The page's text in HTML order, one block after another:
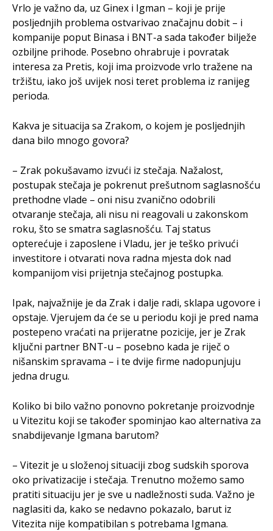
Vrlo je važno da, uz Ginex i Igman – koji je prije
posljednjih problema ostvarivao značajnu dobit – i
kompanije poput Binasa i BNT-a sada također bilježe
ozbiljne prihode. Posebno ohrabruje i povratak
interesa za Pretis, koji ima proizvode vrlo tražene na
tržištu, iako još uvijek nosi teret problema iz ranijeg
perioda.
Kakva je situacija sa Zrakom, o kojem je posljednjih
dana bilo mnogo govora?
– Zrak pokušavamo izvući iz stečaja. Nažalost,
postupak stečaja je pokrenut prešutnom saglasnošću
prethodne vlade – oni nisu zvanično odobrili
otvaranje stečaja, ali nisu ni reagovali u zakonskom
roku, što se smatra saglasnošću. Taj status
opterećuje i zaposlene i Vladu, jer je teško privući
investitore i otvarati nova radna mjesta dok nad
kompanijom visi prijetnja stečajnog postupka.
Ipak, najvažnije je da Zrak i dalje radi, sklapa ugovore i
opstaje. Vjerujem da će se u periodu koji je pred nama
postepeno vraćati na prijeratne pozicije, jer je Zrak
ključni partner BNT-u – posebno kada je riječ o
nišanskim spravama – i te dvije firme nadopunjuju
jedna drugu.
Koliko bi bilo važno ponovno pokretanje proizvodnje
u Vitezitu koji se također spominjao kao alternativa za
snabdijevanje Igmana barutom?
– Vitezit je u složenoj situaciji zbog sudskih sporova
oko privatizacije i stečaja. Trenutno možemo samo
pratiti situaciju jer je sve u nadležnosti suda. Važno je
naglasiti da, kako se nedavno pokazalo, barut iz
Vitezita nije kompatibilan s potrebama Igmana.